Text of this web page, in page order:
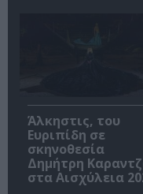
Άλκηστις, του
Ευριπίδη σε
σκηνοθεσία
Δημήτρη
στα Αισχύλεια